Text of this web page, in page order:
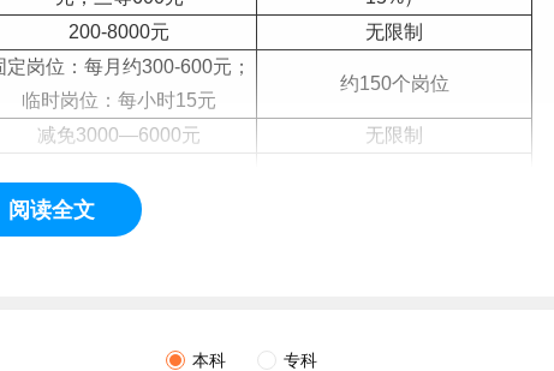
200-8000元 无限制
定岗位：每月约300-600元；
临时岗位：每小时15元
约150个岗位
减免3000—6000元 无限制
2000元/人
阅读全文
本科 专科